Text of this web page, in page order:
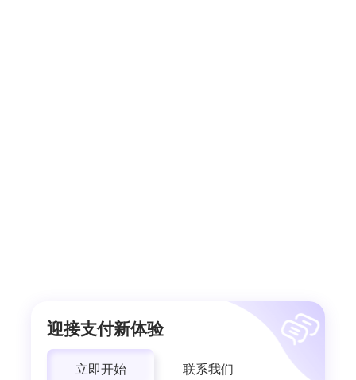
迎接支付新体验
立即开始 联系我们